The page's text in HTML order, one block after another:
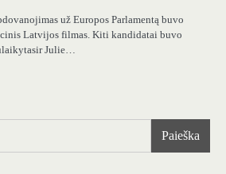
už Europos Parlamentą buvo
Latvijos filmas. Kiti kandidatai buvo
Julie…
Paieška